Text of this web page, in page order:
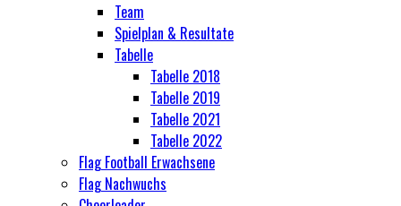
Team
Spielplan & Resultate
Tabelle
Tabelle 2018
Tabelle 2019
Tabelle 2021
Tabelle 2022
Flag Football Erwachsene
Flag Nachwuchs